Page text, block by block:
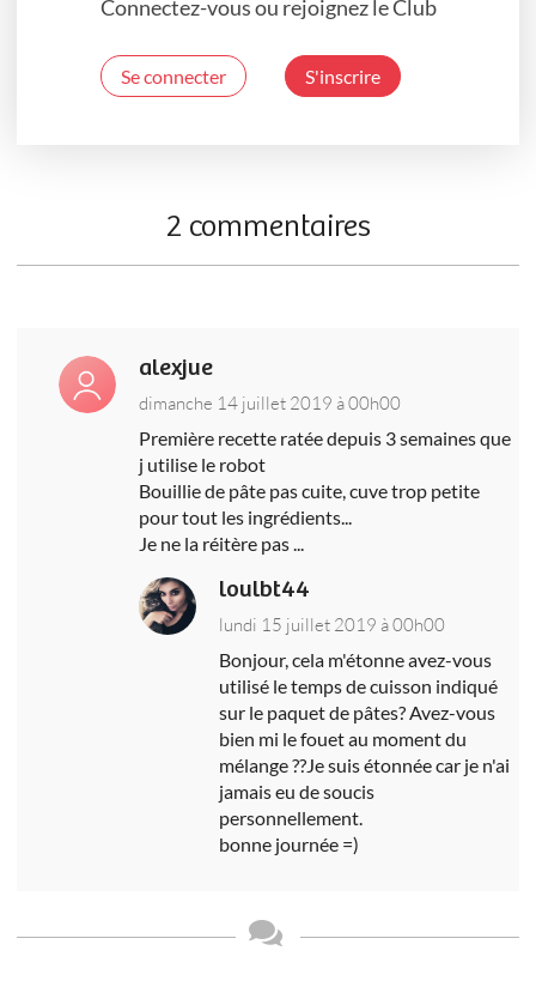
Connectez-vous ou rejoignez le Club
Se connecter S'inscrire
2 commentaires
alexjue
dimanche 14 juillet 2019 à 00h00
Première recette ratée depuis 3 semaines que
j utilise le robot
Bouillie de pâte pas cuite, cuve trop petite
pour tout les ingrédients...
Je ne la réitère pas ...
loulbt44
lundi 15 juillet 2019 à 00h00
Bonjour, cela m'étonne avez-vous
utilisé le temps de cuisson indiqué
sur le paquet de pâtes? Avez-vous
bien mi le fouet au moment du
mélange ??Je suis étonnée car je n'ai
jamais eu de soucis
personnellement.
bonne journée =)